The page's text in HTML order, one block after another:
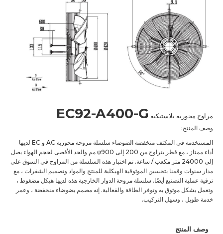
مراوح محورية بلاستيكية EC92-A400-G
وصف المنتج:
المستخدمة في المكثف منخفضة الضوضاء سلسلة مروحة محورية AC و EC لديها
أداء ممتاز ، مع قطر يتراوح من 200 إلى φ900 مم والحد الأقصى لحجم الهواء يصل
إلى 24000 متر مكعب / ساعة. تم اختبار هذه السلسلة من المراوح في السوق على
مدار سنوات وقمنا بتحسين الموثوقية الهيكلية للمنتج والمواد وتصميم الشفرات ، مع
ترقية عملية التصنيع أيضًا. سلسلة مروحة الدوار الخارجية هذه لديها هيكل مضغوط ،
وتعمل بشكل موثوق به وتوفر الطاقة والفعالية. إنه مصمم بضوضاء منخفضة ، وعمر
خدمة طويل ، وسهل التركيب.
وصف المنتج